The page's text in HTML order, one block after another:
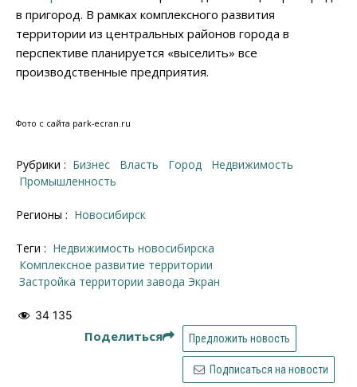
в пригород. В рамках комплексного развития
территории из центральных районов города в
перспективе планируется «выселить» все
производственные предприятия.
Фото с сайта park-ecran.ru
Рубрики : Бизнес Власть Город
Недвижимость
Промышленность
Регионы : Новосибирск
Теги :
недвижимость новосибирска
Комплексное развитие территории
застройка территории завода Экран
34 135
Поделиться Предложить новость
Подписаться на новости